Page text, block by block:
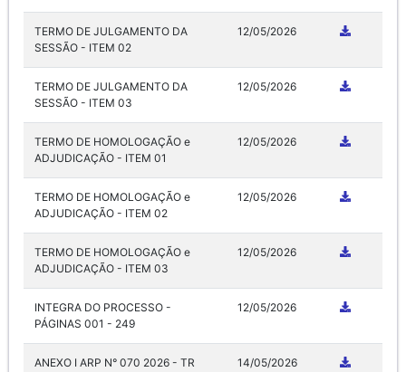
TERMO DE JULGAMENTO DA
SESSÃO - ITEM 02
12/05/2026
TERMO DE JULGAMENTO DA
SESSÃO - ITEM 03
12/05/2026
TERMO DE HOMOLOGAÇÃO e
ADJUDICAÇÃO - ITEM 01
12/05/2026
TERMO DE HOMOLOGAÇÃO e
ADJUDICAÇÃO - ITEM 02
12/05/2026
TERMO DE HOMOLOGAÇÃO e
ADJUDICAÇÃO - ITEM 03
12/05/2026
INTEGRA DO PROCESSO -
PÁGINAS 001 - 249
12/05/2026
ANEXO I ARP N° 070 2026 - TR 14/05/2026